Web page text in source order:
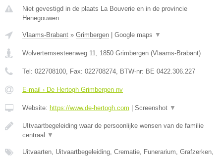
Niet gevestigd in de plaats La Bouverie en in de provincie
Henegouwen.
Vlaams-Brabant » Grimbergen Google maps ▼
Wolvertemsesteenweg 11 1850 Grimbergen (Vlaams-Brabant)
Tel: 022708100 , Fax: 022708274 , BTW-nr: BE 0422.306.227
E-mail › De Hertogh Grimbergen nv
Website: https://www.de-hertogh.com Screenshot ▼
UItvaartbegeleiding waar de persoonlijke wensen van de familie
centraal
▼
Uitvaarten, Uitvaartbegeleiding, Crematie, Funerarium, Grafzerken,